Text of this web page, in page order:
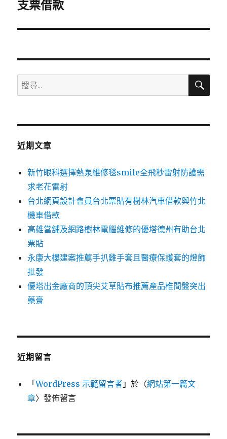
一
文
支票借款
搜
尋
鍵
搜
近期文章
新竹眼科選擇熱泵維修毯smile全飛秒雷射防護需
求老花雷射
台北網頁設計會員台北票貼有樹林汽車借款與竹北
機車借款
高雄當舖及網路樹林電腦維修的優塔德州有助台北
票貼
永康大樓建案推薦手扒雞手套且醫療保護套的燈飾
批發
優塔出金廠商的頂尖艾草貼布推薦產品椎間盤突出
藥膏
近期留言
「WordPress 示範留言者 」於〈網站第一篇文
章〉發佈留言